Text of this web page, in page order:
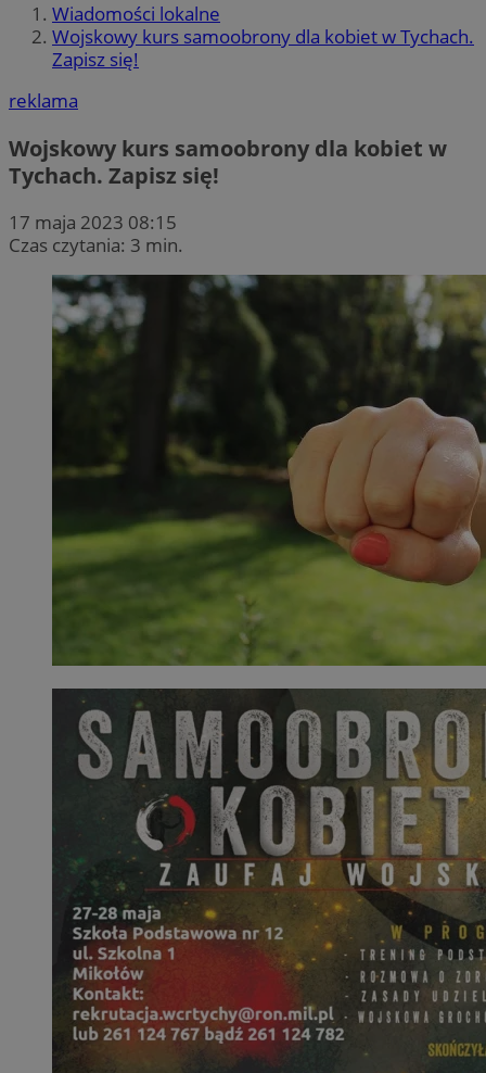
Wiadomości lokalne
Wojskowy kurs samoobrony dla kobiet w Tychach.
Zapisz się!
reklama
Wojskowy kurs samoobrony dla kobiet w
Tychach. Zapisz się!
17 maja 2023 08:15
Czas czytania: 3 min.